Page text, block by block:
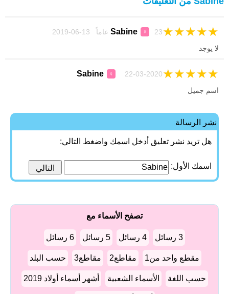
Sabine ♀ 23 عاماً 13-06-2019 ★
★
★
★
★
لا يوجد
Sabine ♀ 22-03-2020 ★
★
★
★
★
اسم جميل
نشر الرسالة
هل تريد نشر تعليق أدخل اسمك واضغط التالي:
اسمك الأول:
تصفح الأسماء مع
3 رسائل 4 رسائل 5 رسائل 6 رسائل
مقطع واحد من1 مقاطع2 مقاطع3 حسب البلد
حسب اللغة الأسماء الشعبية أشهر أسماء أولاد 2019